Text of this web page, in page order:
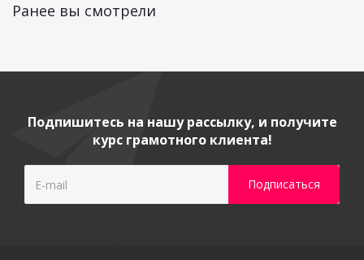
Ранее вы смотрели
Подпишитесь на нашу рассылку, и получите
курс грамотного клиента!